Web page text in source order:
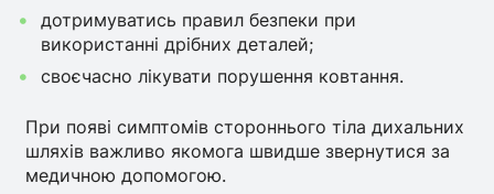
дотримуватись правил безпеки при
використанні дрібних деталей;
своєчасно лікувати порушення ковтання.
При появі симптомів стороннього тіла дихальних
шляхів важливо якомога швидше звернутися за
медичною допомогою.